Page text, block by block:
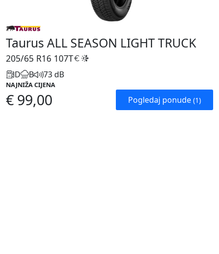
Taurus ALL SEASON LIGHT TRUCK
205/65 R16 107T
D B 73 dB
NAJNIŽA CIJENA
€ 99,00 Pogledaj ponude (1)